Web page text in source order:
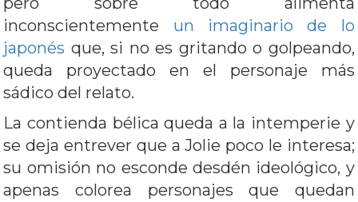
inconscientemente un imaginario de lo
japonés que, si no es gritando o golpeando,
queda proyectado en el personaje más
sádico del relato.
La contienda bélica queda a la intemperie y
se deja entrever que a Jolie poco le interesa;
su omisión no esconde desdén ideológico, y
apenas colorea personajes que quedan